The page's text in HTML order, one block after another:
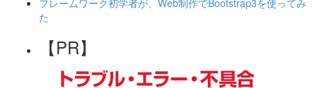
フレームワーク初学者が、Web制作でBootstrap3を使ってみ
た
【PR】